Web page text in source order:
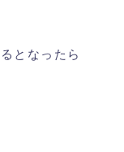
となったら